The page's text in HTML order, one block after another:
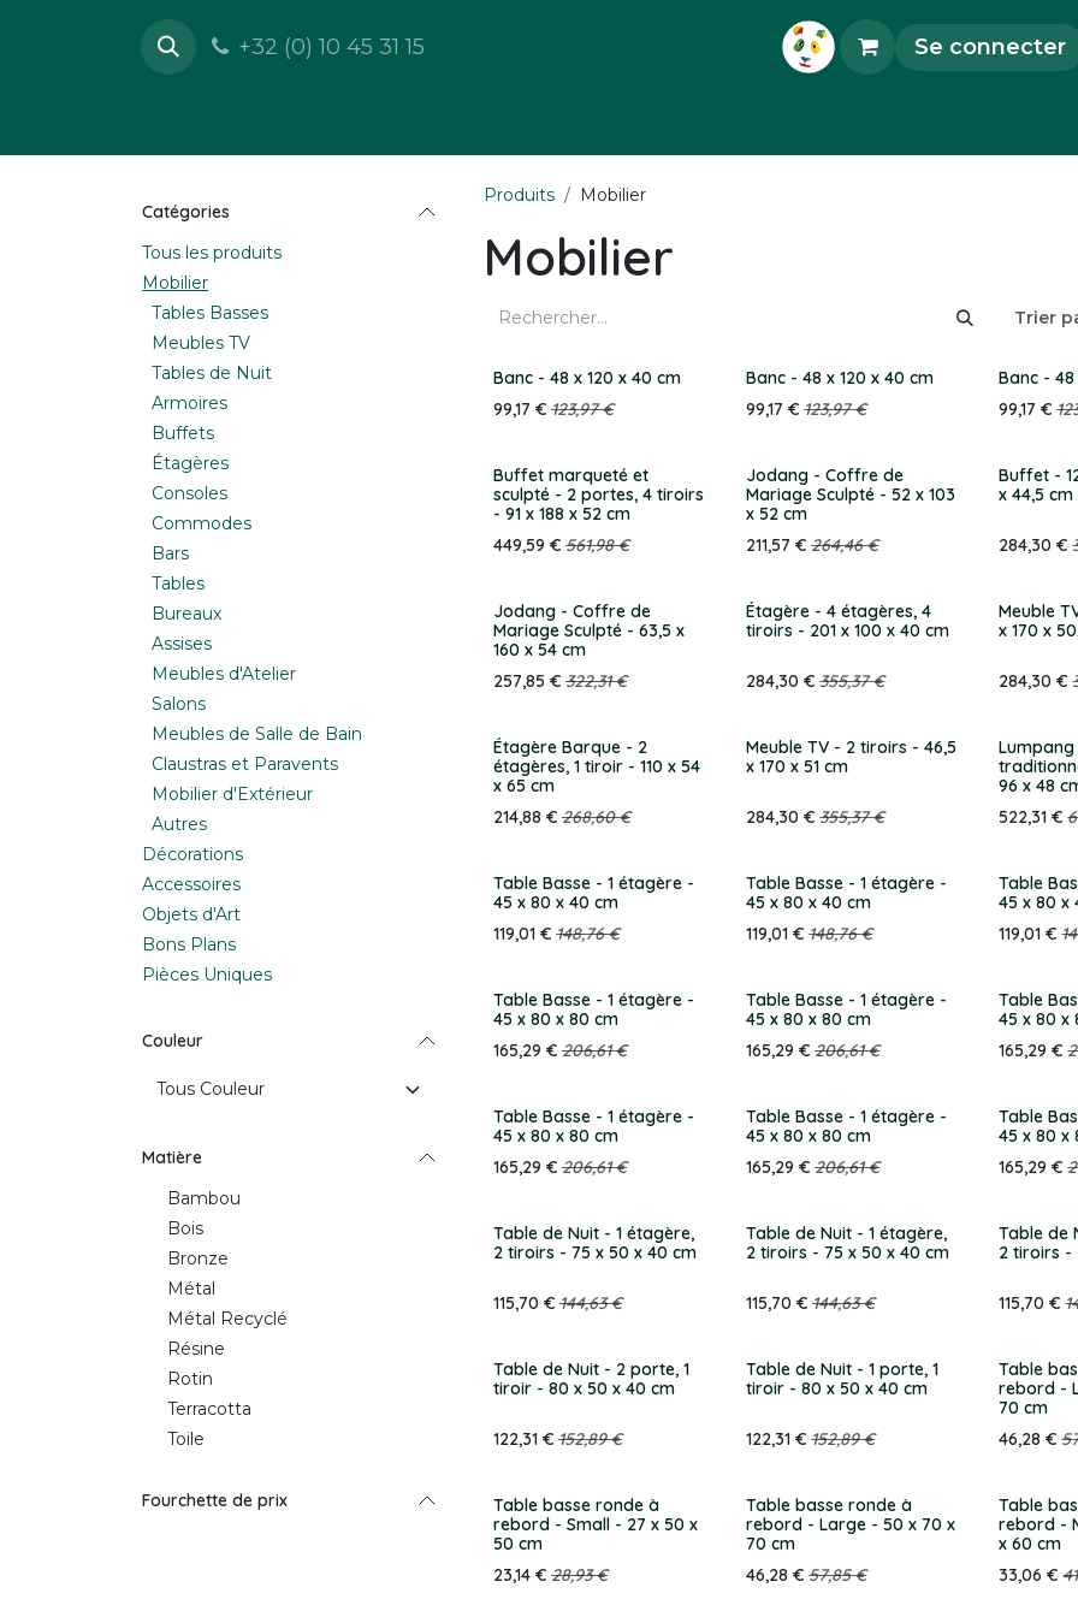
+32 (0) 10 45 31 15 Se connecter
Catégories
Tous les produits
Mobilier
Tables Basses
Meubles TV
Tables de Nuit
Armoires
Buffets
Étagères
Consoles
Commodes
Bars
Tables
Bureaux
Assises
Meubles d'Atelier
Salons
Meubles de Salle de Bain
Claustras et Paravents
Mobilier d'Extérieur
Autres
Décorations
Accessoires
Objets d'Art
Bons Plans
Pièces Uniques
Couleur
Matière
Bambou
Bois
Bronze
Métal
Métal Recyclé
Résine
Rotin
Terracotta
Toile
Fourchette de prix
Produits Mobilier
Mobilier
Trier
Banc - 48 x 120 x 40 cm
99,17 € 123,97€
Banc - 48 x 120 x 40 cm
99,17 € 123,97€
Banc -
99,17 €
Buffet marqueté et
sculpté - 2 portes, 4 tiroirs
- 91 x 188 x 52 cm
449,59 € 561,98€
Jodang - Coffre de
Mariage Sculpté - 52 x 103
x 52 cm
211,57 € 264,46€
Buffet -
x 44,5 cm
284,30 €
Jodang - Coffre de
Mariage Sculpté - 63,5 x
160 x 54 cm
257,85 € 322,31€
Étagère - 4 étagères, 4
tiroirs - 201 x 100 x 40 cm
284,30 € 355,37€
Meuble
x 170 x
284,30 €
Étagère Barque - 2
étagères, 1 tiroir - 110 x 54
x 65 cm
214,88 € 268,60€
Meuble TV - 2 tiroirs - 46,5
x 170 x 51 cm
284,30 € 355,37€
96 x 48
522,31 €
Table Basse - 1 étagère -
45 x 80 x 40 cm
119,01 € 148,76€
Table Basse - 1 étagère -
45 x 80 x 40 cm
119,01 € 148,76€
Table
45 x 80 x
119,01 €
Table Basse - 1 étagère -
45 x 80 x 80 cm
165,29 € 206,61€
Table Basse - 1 étagère -
45 x 80 x 80 cm
165,29 € 206,61€
Table
45 x 80 x
165,29 €
Table Basse - 1 étagère -
45 x 80 x 80 cm
165,29 € 206,61€
Table Basse - 1 étagère -
45 x 80 x 80 cm
165,29 € 206,61€
Table
45 x 80 x
165,29 €
Table de Nuit - 1 étagère,
2 tiroirs - 75 x 50 x 40 cm
115,70 € 144,63€
Table de Nuit - 1 étagère,
2 tiroirs - 75 x 50 x 40 cm
115,70 € 144,63€
Table de
2 tiroirs -
115,70 €
Table de Nuit - 2 porte, 1
tiroir - 80 x 50 x 40 cm
122,31 € 152,89€
Table de Nuit - 1 porte, 1
tiroir - 80 x 50 x 40 cm
122,31 € 152,89€
Table
rebord -
70 cm
46,28 €
Table basse ronde à
rebord - Small - 27 x 50 x
50 cm
23,14 € 28,93€
Table basse ronde à
rebord - Large - 50 x 70 x
70 cm
46,28 € 57,85€
Table
rebord -
x 60 cm
33,06 €